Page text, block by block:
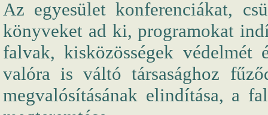
Az egyesület konferenciákat,
könyveket ad ki, programokat
falvak, kisközösségek
valóra is váltó társasághoz
megvalósításának elindítása, a